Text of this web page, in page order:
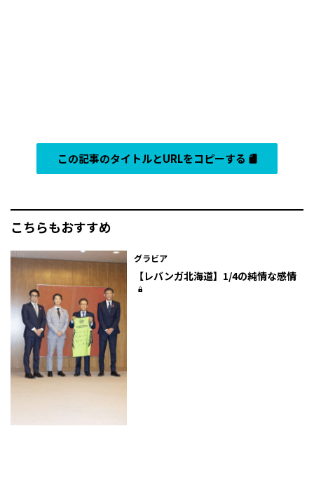
この記事のタイトルとURLをコピーする
こちらもおすすめ
グラビア
【レバンガ北海道】1/4の純情な感情